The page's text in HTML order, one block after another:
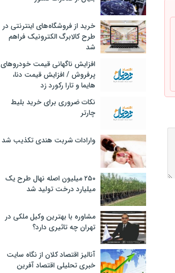
خرید از فروشگاه‌های اینترنتی در
طرح کالابرگ الکترونیک فراهم
شد
افزایش ناگهانی قیمت خودروهای
پرفروش / افزایش قیمت دنا،
هایما و تارا رکورد زد
نکات ضروری برای خرید بلیط
چارتر
وارادات شربت هندی تکذیب شد
۲۵۰ میلیون اصله نهال طرح یک
میلیارد درخت تولید شد
مشاوره با بهترین وکیل ملکی در
تهران چه تاثیری دارد؟
آنالیز اقتصاد کلان از نگاه سایت
خبری تحلیلی اقتصاد آفرین